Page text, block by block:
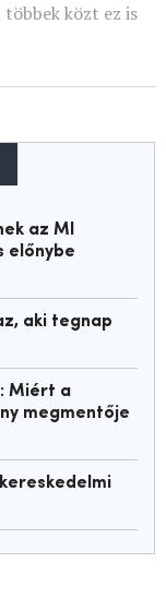
közt ez is
az MI
előnybe
aki tegnap
Miért a
megmentője